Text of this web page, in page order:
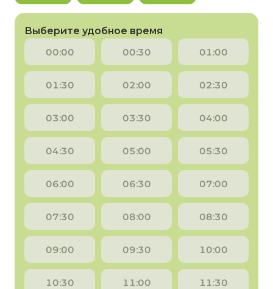
Выберите удобное время
00:00
00:30 01:00
01:30 02:00 02:30
03:00 03:30 04:00
04:30 05:00 05:30
06:00 06:30 07:00
07:30 08:00 08:30
09:00 09:30 10:00
10:30 11:00 11:30